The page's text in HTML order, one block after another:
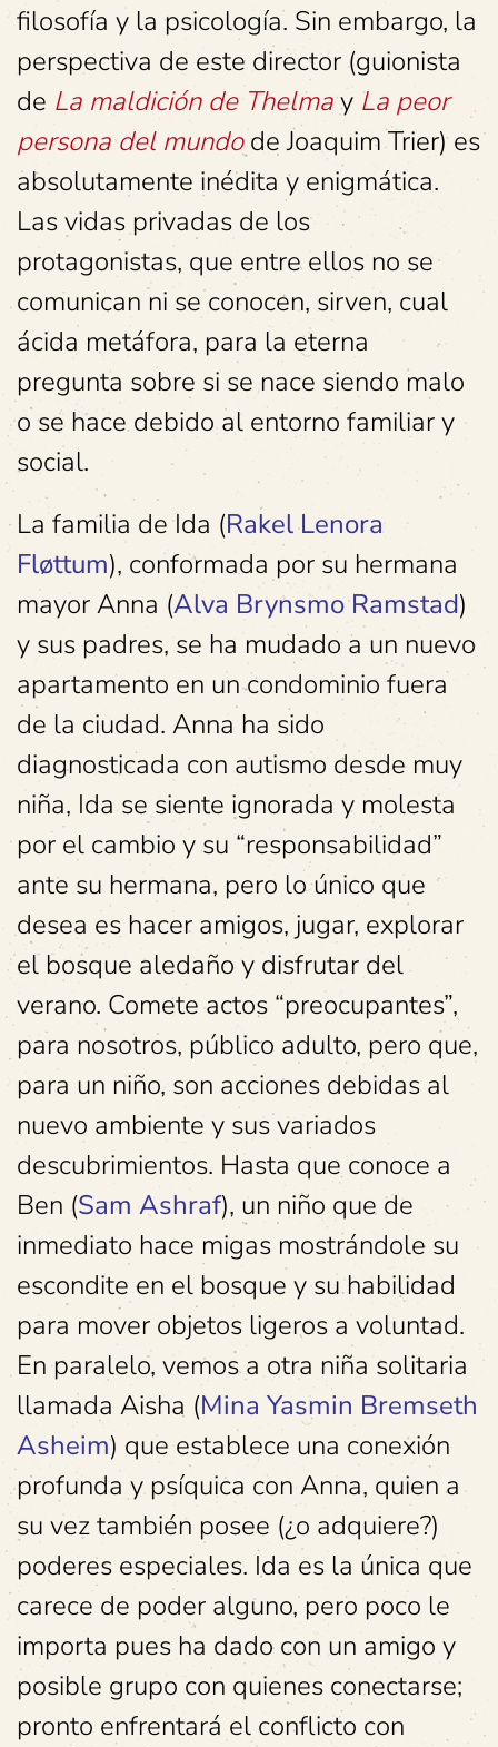
filosofía y la psicología. Sin embargo, la
perspectiva de este director (guionista
de La maldición de Thelmay La peor
persona del mundode Joaquim Trier) es
absolutamente inédita y enigmática.
Las vidas privadas de los
protagonistas, que entre ellos no se
comunican ni se conocen, sirven, cual
ácida metáfora, para la eterna
pregunta sobre si se nace siendo malo
o se hace debido al entorno familiar y
social.
La familia de Ida (Rakel Lenora
Fløttum), conformada por su hermana
mayor Anna (Alva Brynsmo Ramstad)
y sus padres, se ha mudado a un nuevo
apartamento en un condominio fuera
de la ciudad. Anna ha sido
diagnosticada con autismo desde muy
niña, Ida se siente ignorada y molesta
por el cambio y su “responsabilidad”
ante su hermana, pero lo único que
desea es hacer amigos, jugar, explorar
el bosque aledaño y disfrutar del
verano. Comete actos “preocupantes”,
para nosotros, público adulto, pero que,
para un niño, son acciones debidas al
nuevo ambiente y sus variados
descubrimientos. Hasta que conoce a
Ben (Sam Ashraf), un niño que de
inmediato hace migas mostrándole su
escondite en el bosque y su habilidad
para mover objetos ligeros a voluntad.
En paralelo, vemos a otra niña solitaria
llamada Aisha (Mina Yasmin Bremseth
Asheim) que establece una conexión
profunda y psíquica con Anna, quien a
su vez también posee (¿o adquiere?)
poderes especiales. Ida es la única que
carece de poder alguno, pero poco le
importa pues ha dado con un amigo y
posible grupo con quienes conectarse;
pronto enfrentará el conflicto con